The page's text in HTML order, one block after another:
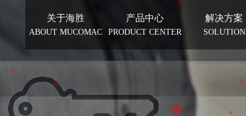
关于海胜
ABOUT MUCOMAC
产品中心
PRODUCT CENTER
解决方案
SOLUTION